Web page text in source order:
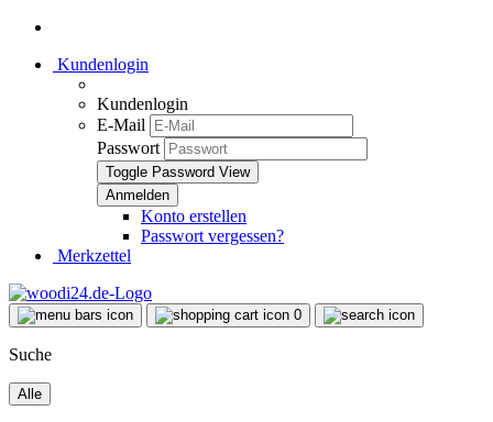
Kundenlogin
Kundenlogin
E-Mail
Passwort
Toggle Password View
Konto erstellen
Passwort vergessen?
Merkzettel
0
Suche
Alle